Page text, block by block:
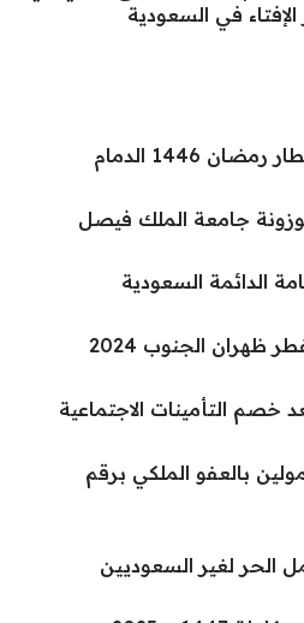
الإفتاء في السعودية
1446 الدمام
جامعة الملك فيصل
الدائمة السعودية
ظهران الجنوب 2024
التأمينات الاجتماعية
بالعفو الملكي برقم
الحر لغير السعوديين